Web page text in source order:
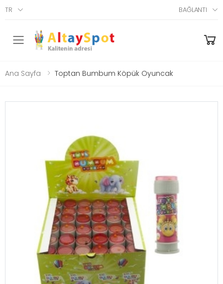
TR BAĞLANTI
Menü
Ana Sayfa Toptan Bumbum Köpük Oyuncak